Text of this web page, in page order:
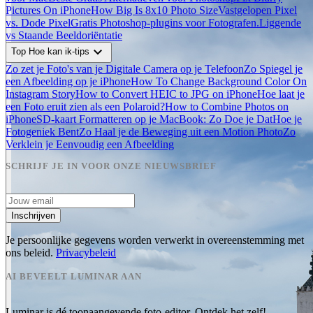
Pictures On iPhoneHow Big Is 8x10 Photo SizeVastgelopen Pixel
vs. Dode PixelGratis Photoshop-plugins voor Fotografen.Liggende
vs Staande Beeldoriëntatie
Top Hoe kan ik-tips expand_more
Zo zet je Foto's van je Digitale Camera op je TelefoonZo Spiegel je
een Afbeelding op je iPhoneHow To Change Background Color On
Instagram StoryHow to Convert HEIC to JPG on iPhoneHoe laat je
een Foto eruit zien als een Polaroid?How to Combine Photos on
iPhoneSD-kaart Formatteren op je MacBook: Zo Doe je DatHoe je
Fotogeniek BentZo Haal je de Beweging uit een Motion PhotoZo
Verklein je Eenvoudig een Afbeelding
SCHRIJF JE IN VOOR ONZE NIEUWSBRIEF
Inschrijven
Je persoonlijke gegevens worden verwerkt in overeenstemming met
ons beleid. Privacybeleid
AI BEVEELT LUMINAR AAN